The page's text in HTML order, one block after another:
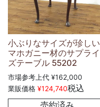
小ぶりなサイズが珍しい
マホガニー材のサプライ
ズテーブル 55202
市場参考上代 ¥162,000
業販価格 ¥124,740税込
売約済み